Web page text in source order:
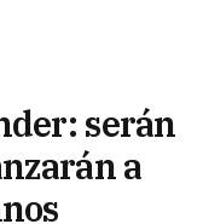
serán
a